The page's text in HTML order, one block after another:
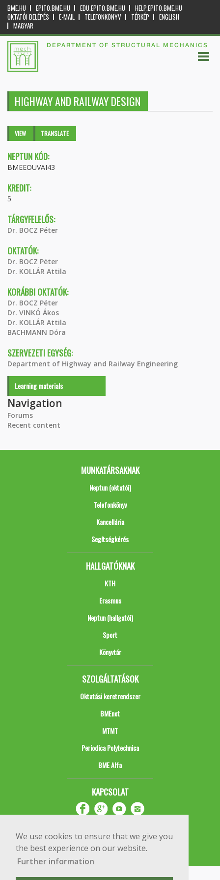
We use cookies to ensure that we give you
the best experience on our website.
Further information
BME.HU EPITO.BME.HU EDU.EPITO.BME.HU
HELP.EPITO.BME.HU
OKTATÓI BELÉPÉS
E-MAIL TELEFONKÖNYV TÉRKÉP
ENGLISH
MAGYAR
DEPARTMENT OF STRUCTURAL MECHANICS
HIGHWAY AND RAILWAY DESIGN
Primary tabs
VIEW (ACTIVETRANSLATE
NEPTUN KÓD:
BMEEOUVAI43
KREDIT:
5
TÁRGYFELELŐS:
Dr. BOCZ Péter
OKTATÓK:
Dr. BOCZ Péter
Dr. KOLLÁR Attila
KORÁBBI OKTATÓK:
Dr. BOCZ Péter
Dr. VINKÓ Ákos
Dr. KOLLÁR Attila
BACHMANN Dóra
SZERVEZETI EGYSÉG:
Department of Highway and Railway Engineering
Learning materials
Navigation
Forums
Recent content
MUNKATÁRSAKNAK
Neptun (oktatói)
Telefonkönyv
Kancellária
Segítségkérés
HALLGATÓKNAK
KTH
Erasmus
Neptun (hallgatói)
Sport
Könyvtár
SZOLGÁLTATÁSOK
Oktatási keretrendszer
BMEnet
MTMT
Periodica Polytechnica
BME Alfa
KAPCSOLAT